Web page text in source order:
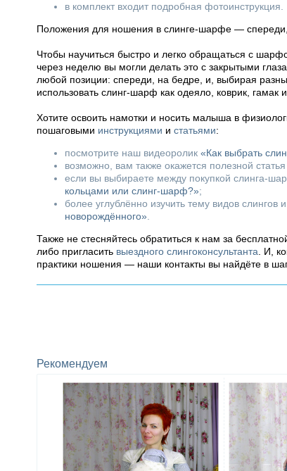
в комплект входит подробная фотоинструкция.
Положения для ношения в слинге-шарфе — спереди,
Чтобы научиться быстро и легко обращаться с
через неделю вы могли делать это с закрытыми
любой позиции: спереди, на бедре, и, выбирая
использовать слинг-шарф как одеяло, коврик,
Хотите освоить намотки и носить малыша в
пошаговыми инструкциями и статьями:
посмотрите наш видеоролик «Как выбрать
возможно, вам также окажется полезной статья
если вы выбираете между покупкой слинга-
кольцами или слинг-шарф?»;
более углублённо изучить тему видов
новорождённого»
Также не стесняйтесь обратиться к нам за
либо пригласить выездного слингоконсультанта . И,
практики ношения — наши контакты вы найдёте в
Рекомендуем